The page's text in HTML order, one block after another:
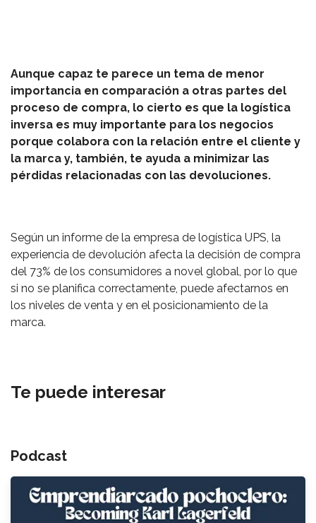
Aunque capaz te parece un tema de menor
importancia en comparación a otras partes del
proceso de compra, lo cierto es que la logística
inversa es muy importante para los negocios
porque colabora con la relación entre el cliente y
la marca y, también, te ayuda a minimizar las
pérdidas relacionadas con las devoluciones.
Según un informe de la empresa de logística UPS, la
experiencia de devolución afecta la decisión de compra
del 73% de los consumidores a novel global, por lo que
si no se planifica correctamente, puede afectarnos en
los niveles de venta y en el posicionamiento de la
marca.
Te puede interesar
Podcast